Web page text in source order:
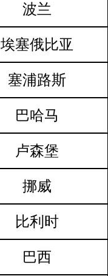
波兰
埃塞俄比亚
塞浦路斯
巴哈马
卢森堡
挪威
比利时
巴西